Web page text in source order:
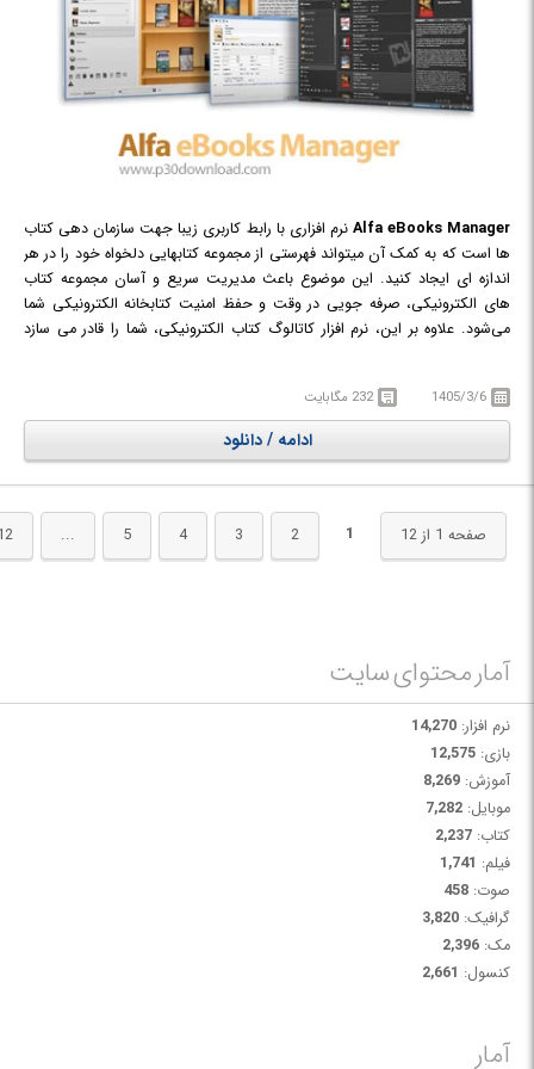
Alfa eBooks Manager نرم افزاری با رابط کاربری زیبا جهت سازمان دهی کتاب
ها است که به کمک آن میتواند فهرستی از مجموعه کتابهایی دلخواه خود را در هر
اندازه ای ایجاد کنید. این موضوع باعث مدیریت سریع و آسان مجموعه کتاب
های الکترونیکی، صرفه جویی در وقت و حفظ امنیت کتابخانه الکترونیکی شما
می‌شود. علاوه بر این، نرم افزار کاتالوگ کتاب الکترونیکی، شما را قادر می سازد
اطلاعات کتاب های خود و فایل های کتاب به صورت همزمان رسیدگی کنید.
1405/3/6 232 مگابایت
ادامه / دانلود
صفحه 1 از 12 1
2
3
4
5
...
آمار محتوای سایت
نرم افزار: 14,270
بازی: 12,575
آموزش: 8,269
موبایل: 7,282
کتاب: 2,237
فیلم: 1,741
صوت: 458
گرافیک: 3,820
مک: 2,396
کنسول: 2,661
آمار